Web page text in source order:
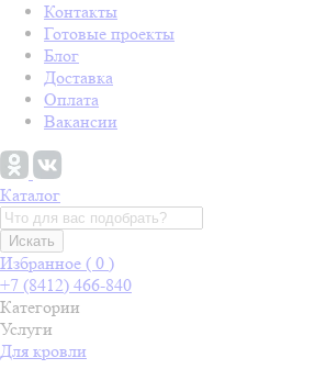
Контакты
Готовые проекты
Блог
Доставка
Оплата
Вакансии
Каталог
Искать
Избранное ( 0 )
+7 (8412) 466-840
Категории
Услуги
Для кровли